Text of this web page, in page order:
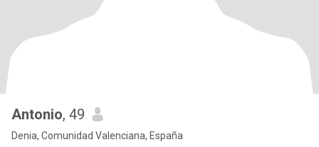
Antonio, 49
Denia, Comunidad Valenciana, España